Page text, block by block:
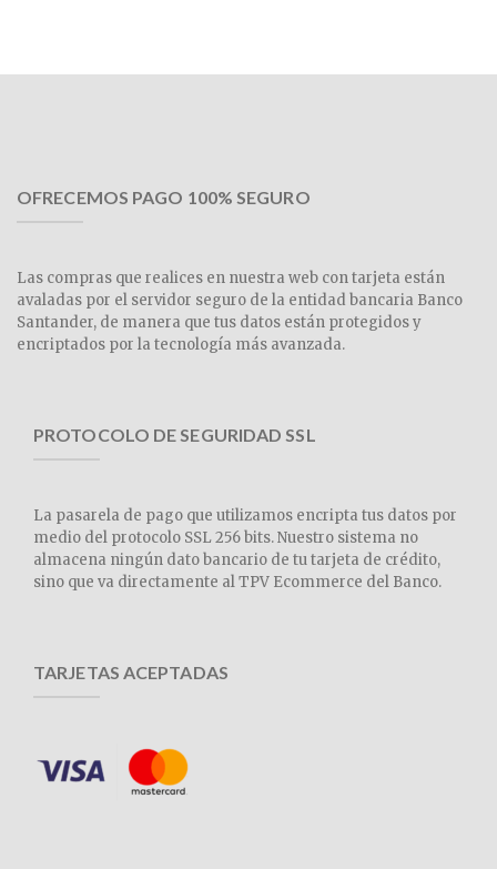
OFRECEMOS PAGO 100% SEGURO
Las compras que realices en nuestra web con tarjeta están
avaladas por el servidor seguro de la entidad bancaria Banco
Santander, de manera que tus datos están protegidos y
encriptados por la tecnología más avanzada.
PROTOCOLO DE SEGURIDAD SSL
La pasarela de pago que utilizamos encripta tus datos por
medio del protocolo SSL 256 bits. Nuestro sistema no
almacena ningún dato bancario de tu tarjeta de crédito,
sino que va directamente al TPV Ecommerce del Banco.
TARJETAS ACEPTADAS